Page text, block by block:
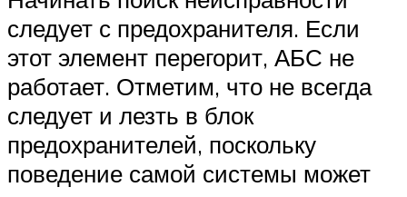
следует с предохранителя. Если
этот элемент перегорит, АБС не
работает. Отметим, что не всегда
следует и лезть в блок
предохранителей, поскольку
поведение самой системы может